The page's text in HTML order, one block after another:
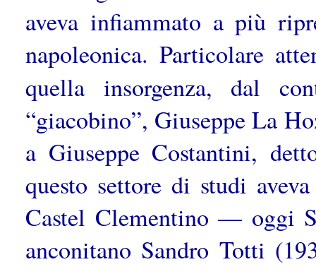
aveva infiammato a più
napoleonica. Particolare
quella insorgenza, dal
“giacobino”, Giuseppe La
a Giuseppe Costantini,
questo settore di studi
Castel Clementino — oggi
anconitano Sandro Totti